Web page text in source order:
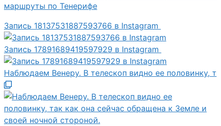
маршруты по Тенерифе
Запись 18137531887593766 в Instagram
Запись 17891689419597929 в Instagram
Наблюдаем Венеру. В телескоп видно ее половинку, т